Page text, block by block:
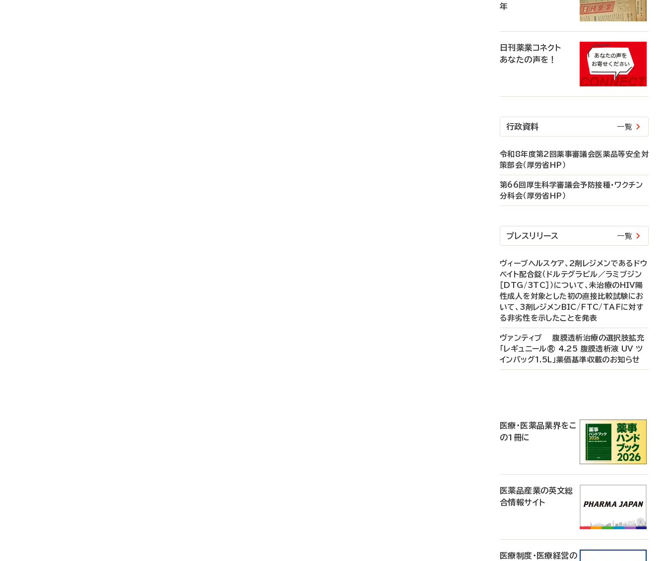
年
日刊薬業コネクト
あなたの声を！
行政資料 一覧
令和8年度第2回薬事審議会医薬品等安全対
策部会（厚労省HP）
第66回厚生科学審議会予防接種・ワクチン
分科会（厚労省HP）
プレスリリース 一覧
ヴィーブヘルスケア、2剤レジメンであるドウ
ベイト配合錠（ドルテグラビル／ラミブジン
［DTG/3TC］）について、未治療のHIV陽
性成人を対象とした初の直接比較試験にお
いて、3剤レジメンBIC/FTC/TAFに対す
る非劣性を示したことを発表
ヴァンティブ 腹膜透析治療の選択肢拡充
「レギュニール® 4.25 腹膜透析液 UV ツ
インバッグ1.5L」薬価基準収載のお知らせ
医療・医薬品業界をこ
の1冊に
医薬品産業の英文総
合情報サイト
医療制度・医療経営の